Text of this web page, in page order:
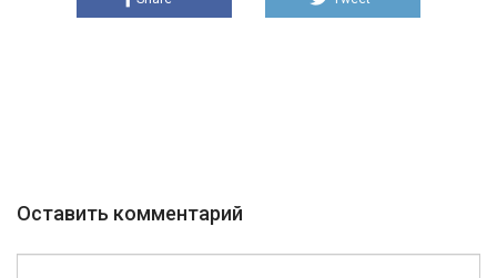
Оставить комментарий